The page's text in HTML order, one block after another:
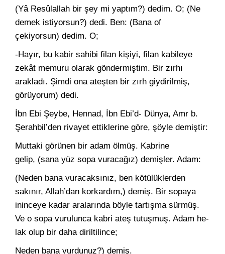
(Yâ Resûlallah bir şey mi yaptım?) dedim. O; (Ne
demek istiyorsun?) dedi. Ben: (Bana of
çekiyorsun) dedim. O;
-Hayır, bu kabir sahibi filan kişiyi, filan kabileye
zekât me­muru olarak göndermiştim. Bir zırhı
arakladı. Şimdi ona ateşten bir zırh giydirilmiş,
görüyorum) dedi.
İbn Ebi Şeybe, Hennad, İbn Ebi’d- Dünya, Amr b.
Şerahbil’den rivayet ettiklerine göre, şöyle demiştir:
Muttaki görünen bir adam ölmüş. Kabrine
gelip, (sana yüz so­pa vuracağız) demişler. Adam:
(Neden bana vuracaksınız, ben kötülüklerden
sakınır, Allah’dan korkardım,) demiş. Bir sopaya
ininceye kadar aralarında böyle tar­tışma sürmüş.
Ve o sopa vurulunca kabri ateş tutuşmuş. Adam he­
lak olup bir daha diriltilince;
Neden bana vurdunuz?) demiş.